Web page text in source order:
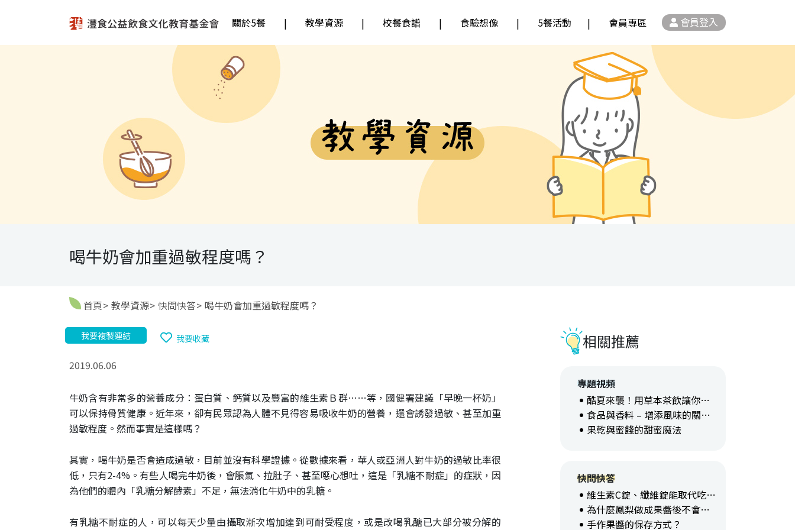
關於5餐 教學資源 校餐食譜 食驗想像 5餐活動 會員專區 會員登入
喝牛奶會加重過敏程度嗎？
首頁 教學資源 快問快答 喝牛奶會加重過敏程度嗎？
我要複製連結 我要收藏
2019.06.06
牛奶含有非常多的營養成分：蛋白質、鈣質以及豐富的維生素Ｂ群……等，國健署建議「早晚一杯奶」
可以保持骨質健康。近年來，卻有民眾認為人體不見得容易吸收牛奶的營養，還會誘發過敏、甚至加重
過敏程度。然而事實是這樣嗎？
其實，喝牛奶是否會造成過敏，目前並沒有科學證據。從數據來看，華人或亞洲人對牛奶的過敏比率很
低，只有2-4%。有些人喝完牛奶後，會脹氣、拉肚子、甚至噁心想吐，這是「乳糖不耐症」的症狀，因
為他們的體內「乳糖分解酵素」不足，無法消化牛奶中的乳糖。
有乳糖不耐症的人，可以每天少量由攝取漸次增加達到可耐受程度，或是改喝乳醣已大部分被分解的
相關推薦
專題視頻
酷夏來襲！用草本茶飲讓你消暑又補身
食品與香料 – 增添風味的關鍵力
果乾與蜜餞的甜蜜魔法
快問快答
維生素C錠、纖維錠能取代吃水果嗎？
為什麼鳳梨做成果醬後不會咬舌頭？
手作果醬的保存方式？